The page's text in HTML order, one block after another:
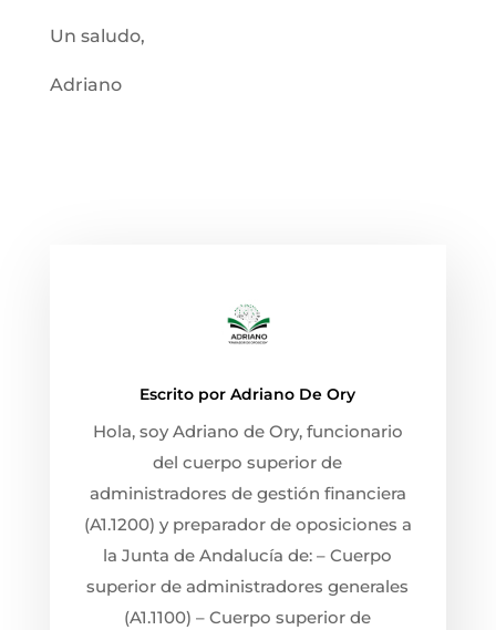
Un saludo,
Adriano
Escrito porAdriano De Ory
Hola, soy Adriano de Ory, funcionario
del cuerpo superior de
administradores de gestión financiera
(A1.1200) y preparador de oposiciones a
la Junta de Andalucía de: – Cuerpo
superior de administradores generales
(A1.1100) – Cuerpo superior de